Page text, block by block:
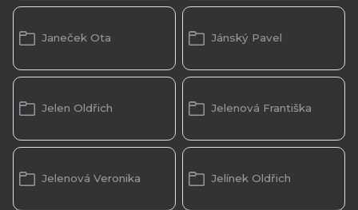
Janeček Ota Jánský Pavel
Jelen Oldřich Jelenová Františka
Jelenová Veronika Jelínek Oldřich